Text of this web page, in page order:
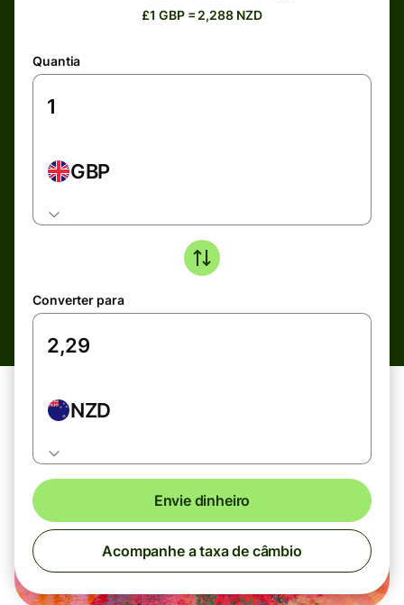
£1 GBP = 2,288 NZD
Quantia
GBP
Converter para
NZD
Envie dinheiro
Acompanhe a taxa de câmbio